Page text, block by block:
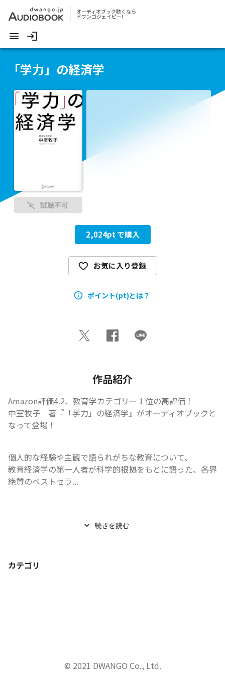
オーディオブック聴くなら
ドワンゴジェイピー!
「学力」の経済学
試聴不可
2,024pt で購入
お気に入り登録
ポイント(pt)とは？
作品紹介
Amazon評価4.2、教育学カテゴリー１位の高評価！
中室牧子　著『「学力」の経済学』がオーディオブックと
なって登場！
個人的な経験や主観で語られがちな教育について、
教育経済学の第一人者が科学的根拠をもとに語った、各界
絶賛のベストセラ...
続きを読む
カテゴリ
© 2021 DWANGO Co., Ltd.